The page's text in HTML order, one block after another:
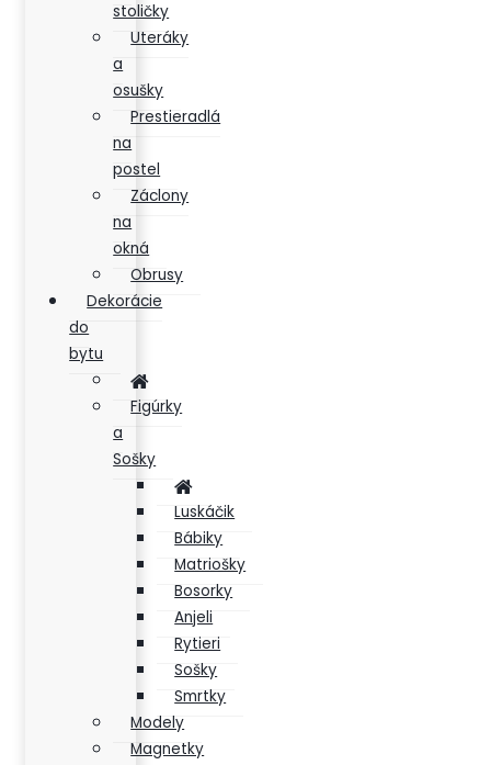
stoličky
Uteráky
a
osušky
Prestieradlá
na
postel
Záclony
na
okná
Obrusy
Dekorácie
do
bytu
Figúrky
a
Sošky
Luskáčik
Bábiky
Matriošky
Bosorky
Anjeli
Rytieri
Sošky
Smrtky
Modely
Magnetky